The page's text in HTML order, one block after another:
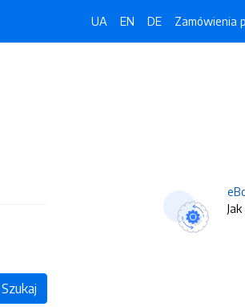
UA EN DE Zamówienia
Szukaj